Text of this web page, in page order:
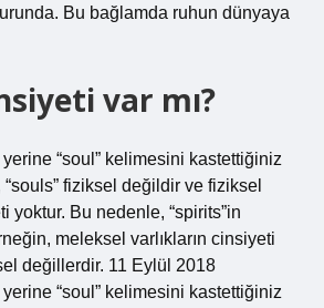
Bu bağlamda ruhun dünyaya
var mı?
yerine “soul” kelimesini kastettiğiniz
“souls” fiziksel değildir ve fiziksel
yoktur. Bu nedenle, “spirits”in
meleksel varlıkların cinsiyeti
değillerdir. 11 Eylül 2018
yerine “soul” kelimesini kastettiğiniz